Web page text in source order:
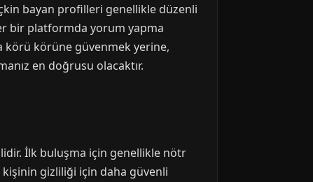
bayan profilleri genellikle düzenli
bir platformda yorum yapma
körü körüne güvenmek yerine,
en doğrusu olacaktır.
İlk buluşma için genellikle nötr
gizliliği için daha güvenli